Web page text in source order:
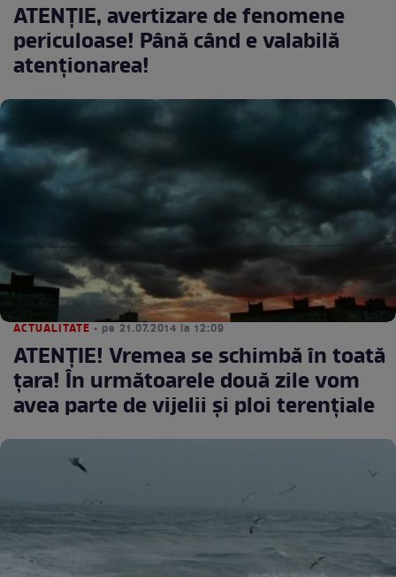
ATENŢIE, avertizare de fenomene
periculoase! Până când e valabilă
atenţionarea!
ACTUALITATE • pe 21.07.2014 la 12:09
ATENŢIE! Vremea se schimbă în toată
ţara! În următoarele două zile vom
avea parte de vijelii şi ploi terenţiale